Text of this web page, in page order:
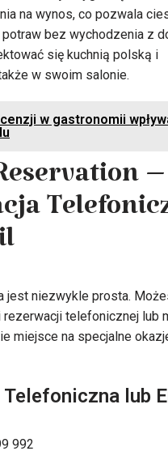
na wynos, co pozwala
bez wychodzenia z
się kuchnią polską i
w swoim salonie.
w gastronomii
–
jest niezwykle prosta.
telefonicznej lub
miejsce na specjalne
lub
992